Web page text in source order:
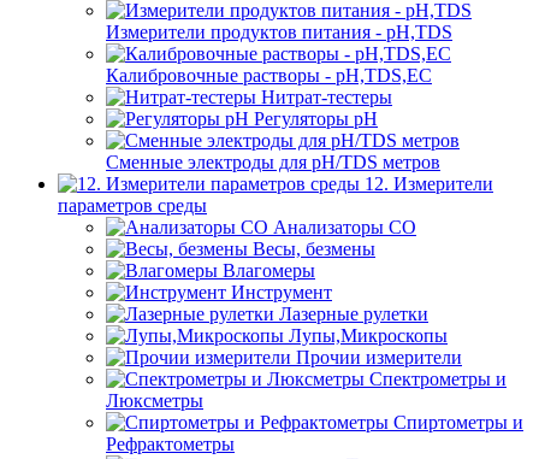
Измерители продуктов питания - pH,TDS
Калибровочные растворы - pH,TDS,EC
Нитрат-тестеры
Регуляторы pН
Сменные электроды для pH/TDS метров
12. Измерители
параметров среды
Анализаторы CO
Весы, безмены
Влагомеры
Инструмент
Лазерные рулетки
Лупы,Микроскопы
Прочии измерители
Спектрометры и
Люксметры
Спиртометры и
Рефрактометры